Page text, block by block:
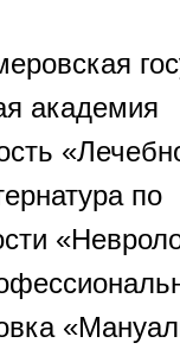
академия
по